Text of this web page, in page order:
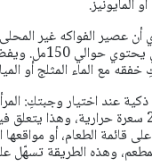
أو المايونيز.
أن عصير الفواكه غير
والذي
خفقه مع الماء المثلج أو
2500 سعرة حرارية، وهذا
قائمة الطعام، أو مواقعها
وهذه الطريقة تسهّل